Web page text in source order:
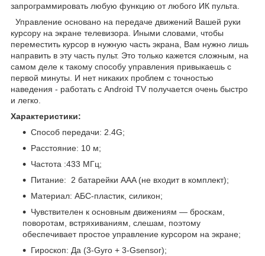
запрограммировать любую функцию от любого ИК пульта.
Управление основано на передаче движений Вашей руки
курсору на экране телевизора. Иными словами, чтобы
переместить курсор в нужную часть экрана, Вам нужно лишь
направить в эту часть пульт. Это только кажется сложным, на
самом деле к такому способу управления привыкаешь с
первой минуты. И нет никаких проблем с точностью
наведения - работать с Android TV получается очень быстро
и легко.
Характеристики:
Способ передачи: 2.4G;
Расстояние: 10 м;
Частота :433 МГц;
Питание: 2 батарейки AAA (не входит в комплект);
Материал: АБС-пластик, силикон;
Чувствителен к основным движениям — броскам,
поворотам, встряхиваниям, слешам, поэтому
обеспечивает простое управление курсором на экране;
Гироскоп: Да (3-Gyro + 3-Gsensor);